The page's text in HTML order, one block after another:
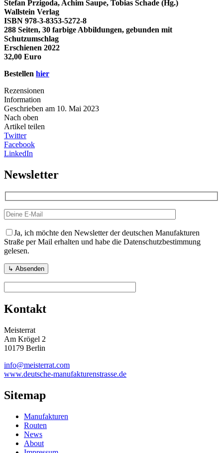
Stefan Przigoda, Achim Saupe, Tobias Schade (Hg.)
Wallstein Verlag
ISBN 978-3-8353-5272-8
288 Seiten, 30 farbige Abbildungen, gebunden mit
Schutzumschlag
Erschienen 2022
32,00 Euro
Bestellen hier
Rezensionen
Information
Geschrieben am 10. Mai 2023
Nach oben
Artikel teilen
Twitter
Facebook
LinkedIn
Newsletter
Ja, ich möchte den Newsletter der deutschen Manufakturen
Straße per Mail erhalten und habe die Datenschutzbestimmung
gelesen.
Kontakt
Meisterrat
Am Krögel 2
10179 Berlin
info@meisterrat.com
www.deutsche-manufakturenstrasse.de
Sitemap
Manufakturen
Routen
News
About